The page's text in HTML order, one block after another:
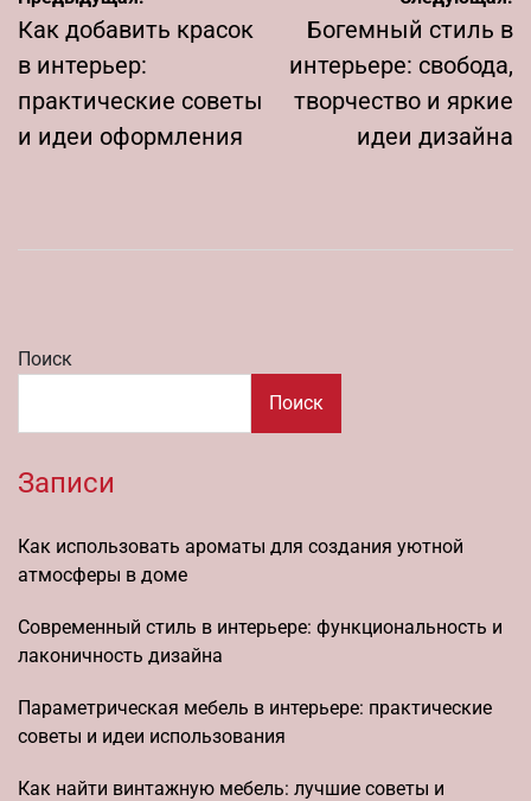
по
записям
Как добавить красок
в интерьер:
практические советы
и идеи оформления
Богемный стиль в
интерьере: свобода,
творчество и яркие
идеи дизайна
Поиск
Поиск
Записи
Как использовать ароматы для создания уютной
атмосферы в доме
Современный стиль в интерьере: функциональность и
лаконичность дизайна
Параметрическая мебель в интерьере: практические
советы и идеи использования
Как найти винтажную мебель: лучшие советы и